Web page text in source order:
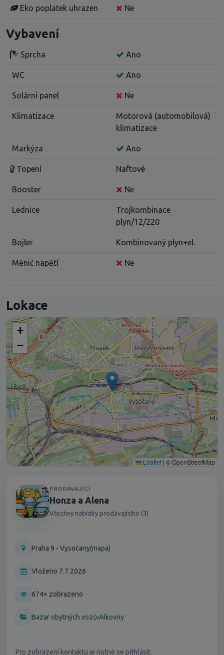
Eko poplatek uhrazen Ne
Vybavení
Sprcha Ano
WC Ano
Solární panel Ne
Klimatizace
Motorová (automobilová)
klimatizace
Markýza Ano
Topení Naftové
Booster Ne
Lednice
Trojkombinace
plyn/12/220
Bojler Kombinovaný plyn+el.
Měnič napětí Ne
Lokace
+
−
Leaflet | © OpenStreetMap
PRODÁVAJÍCÍ
Honza a Alena
Všechny nabídky prodávajícího (3)
Praha 9 - Vysočany(mapa)
Vloženo 7.7.2026
674× zobrazeno
Bazar obytných vozů›Alkovny
Pro zobrazení kontaktu je nutné se přihlásit.